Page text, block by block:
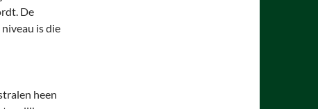
De
is die
heen